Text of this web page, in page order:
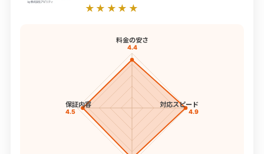
★★★★★
料金の安さ
4.4
対応スピード
4.9
保証内容
4.5